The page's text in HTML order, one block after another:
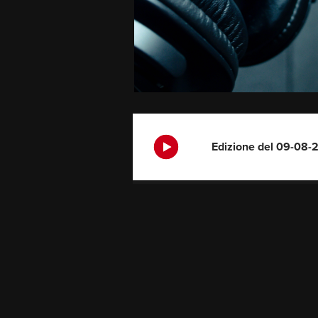
Edizione del 09-